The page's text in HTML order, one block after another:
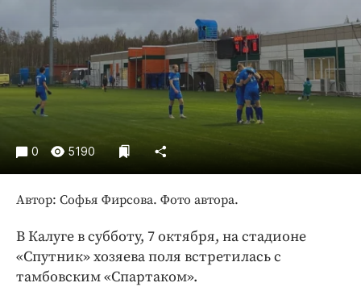
Погода
Праздники
Происшествия
Спорт
Экономика и бизнес
ПРОЕКТЫ
Блоги
Издания
Интересное чтиво
Клиника года
0 5190
Автор: Софья Фирсова. Фото автора.
В Калуге в субботу, 7 октября, на стадионе
«Спутник» хозяева поля встретилась с
тамбовским «Спартаком».